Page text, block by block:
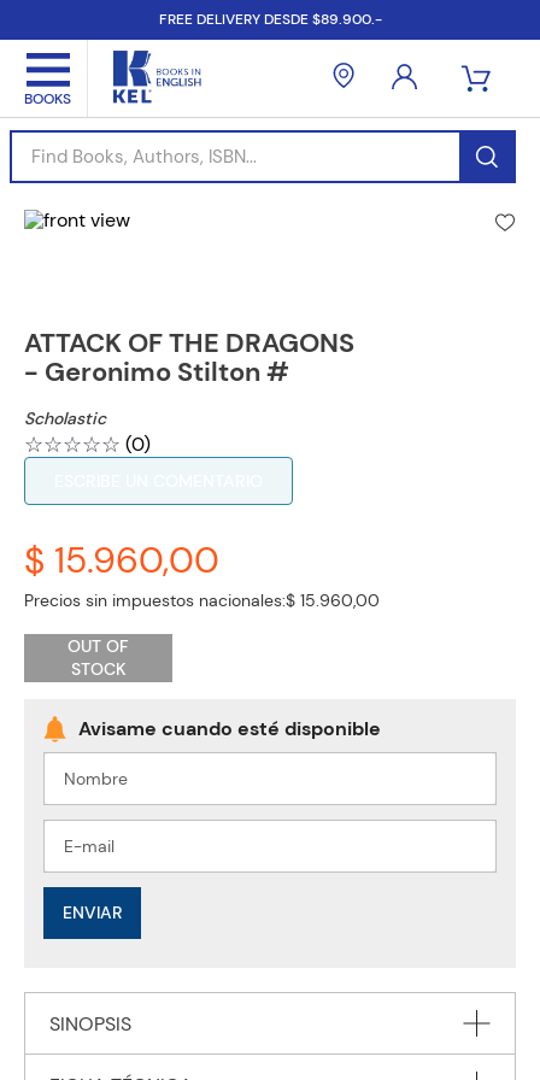
FREE DELIVERY DESDE $89.900.-
Find Books, Authors, ISBN...
ATTACK OF THE DRAGONS
- Geronimo Stilton #
Scholastic
☆☆☆☆☆ (0)
$ 15.960,00
Precios sin impuestos nacionales:$ 15.960,00
OUT OF
STOCK
ENVIAR
SINOPSIS